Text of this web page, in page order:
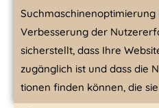
Verbesserung der
sicherstellt, dass Ihre
zugänglich ist und dass die
tionen finden können, die